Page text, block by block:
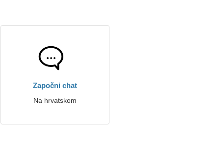
Započni chat
Na hrvatskom